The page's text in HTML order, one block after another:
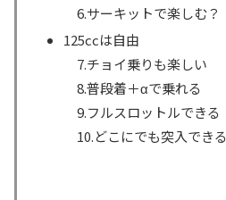
6.サーキットで楽しむ？
125ccは自由
7.チョイ乗りも楽しい
8.普段着＋αで乗れる
9.フルスロットルできる
10.どこにでも突入できる